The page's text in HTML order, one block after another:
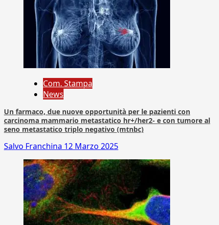
Com. Stampa
News
Un farmaco, due nuove opportunità per le pazienti con
carcinoma mammario metastatico hr+/her2- e con tumore al
seno metastatico triplo negativo (mtnbc)
Salvo Franchina 12 Marzo 2025